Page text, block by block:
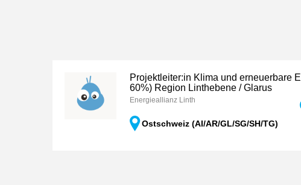
Projektleiter:in Klima und erneuerbare
60%) Region Linthebene / Glarus
Energieallianz Linth
Ostschweiz (AI/AR/GL/SG/SH/TG)